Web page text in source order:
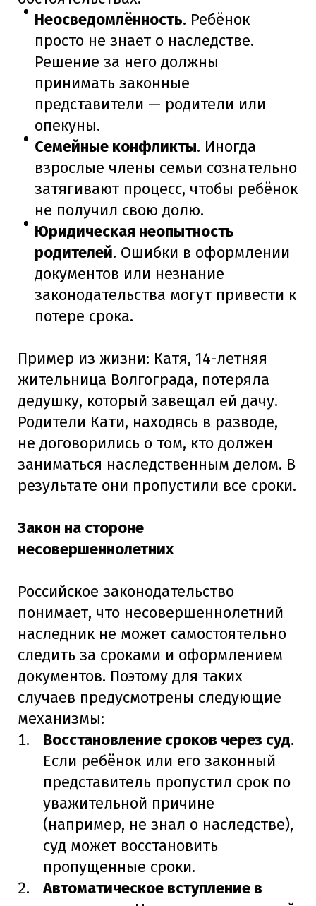
Неосведомлённость. Ребёнок
просто не знает о наследстве.
Решение за него должны
принимать законные
представители — родители или
опекуны.
Семейные конфликты. Иногда
взрослые члены семьи сознательно
затягивают процесс, чтобы ребёнок
не получил свою долю.
Юридическая неопытность
родителей. Ошибки в оформлении
документов или незнание
законодательства могут привести к
потере срока.
Пример из жизни: Катя, 14-летняя
жительница Волгограда, потеряла
дедушку, который завещал ей дачу.
Родители Кати, находясь в разводе,
не договорились о том, кто должен
заниматься наследственным делом. В
результате они пропустили все сроки.
Закон на стороне
несовершеннолетних
Российское законодательство
понимает, что несовершеннолетний
наследник не может самостоятельно
следить за сроками и оформлением
документов. Поэтому для таких
случаев предусмотрены следующие
механизмы:
Восстановление сроков через суд.
Если ребёнок или его законный
представитель пропустил срок по
уважительной причине
(например, не знал о наследстве),
суд может восстановить
пропущенные сроки.
Автоматическое вступление в